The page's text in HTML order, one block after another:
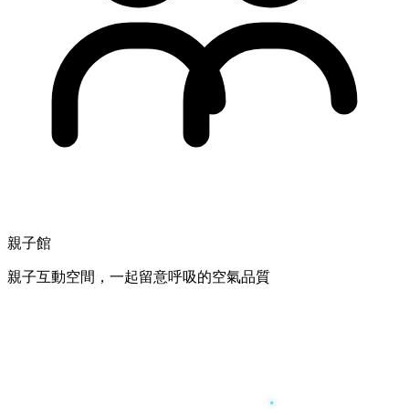
親子館
親子互動空間，一起留意呼吸的空氣品質